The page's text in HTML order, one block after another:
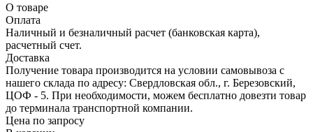
О товаре
Оплата
Наличный и безналичный расчет (банковская карта),
расчетный счет.
Доставка
Получение товара производится на условии самовывоза с
нашего склада по адресу: Свердловская обл., г. Березовский,
ЦОФ - 5. При необходимости, можем бесплатно довезти товар
до терминала транспортной компании.
Цена по запросу